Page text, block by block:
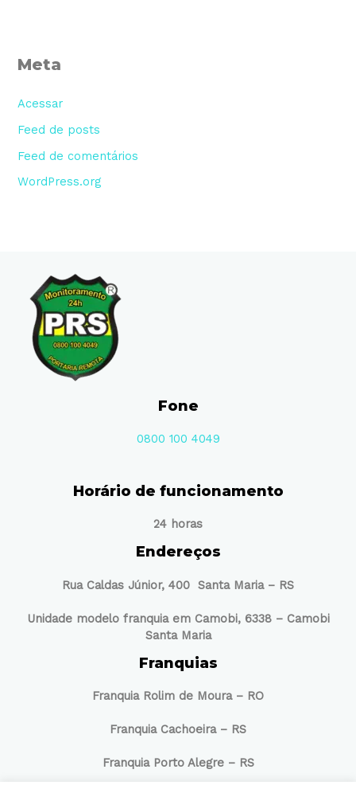
Meta
Acessar
Feed de posts
Feed de comentários
WordPress.org
Fone
0800 100 4049
Horário de funcionamento
24 horas
Endereços
Rua Caldas Júnior, 400 Santa Maria – RS
Unidade modelo franquia em Camobi, 6338 – Camobi
Santa Maria
Franquias
Franquia Rolim de Moura – RO
Franquia Cachoeira – RS
Franquia Porto Alegre – RS